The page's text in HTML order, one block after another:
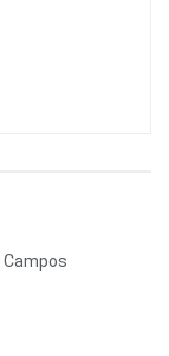
Campos